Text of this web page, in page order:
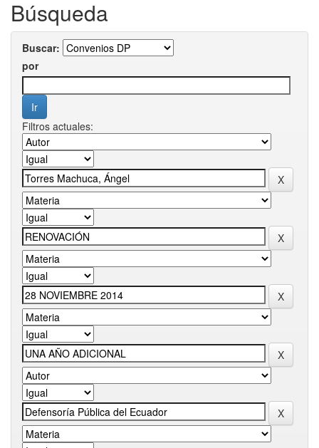
Búsqueda
Buscar:
por
Filtros actuales: